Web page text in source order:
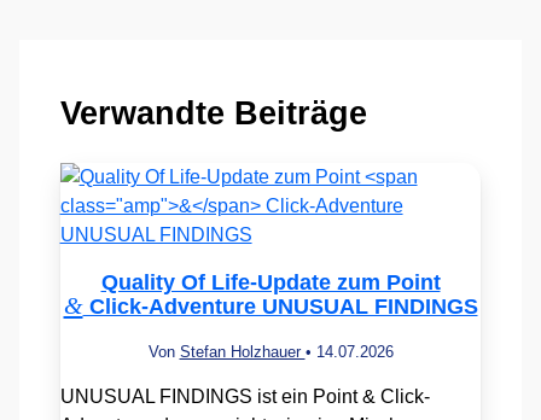
Verwandte Beiträge
Quality Of Life-Update zum Point
&Click-Adventure UNUSUAL FINDINGS
Von Stefan Holzhauer • 14.07.2026
UNUSUAL FINDINGS ist ein Point & Click-